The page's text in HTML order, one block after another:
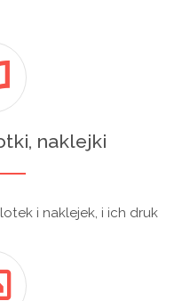
naklejki
i naklejek, i ich druk